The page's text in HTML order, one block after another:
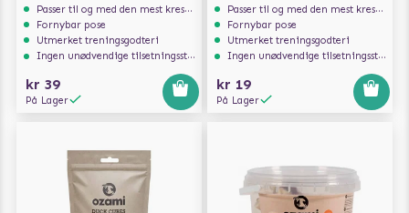
Passer til og med den mest kresne hunden
Fornybar pose
Utmerket treningsgodteri
Ingen unødvendige tilsetningsstoffer
kr 39
På Lager
Passer til og med den mest kresne hunden
Fornybar pose
Utmerket treningsgodteri
Ingen unødvendige tilsetningsstoffer
kr 19
På Lager